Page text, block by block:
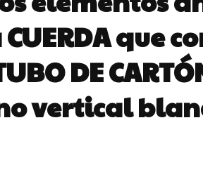
CUERDAque
DE
vertical